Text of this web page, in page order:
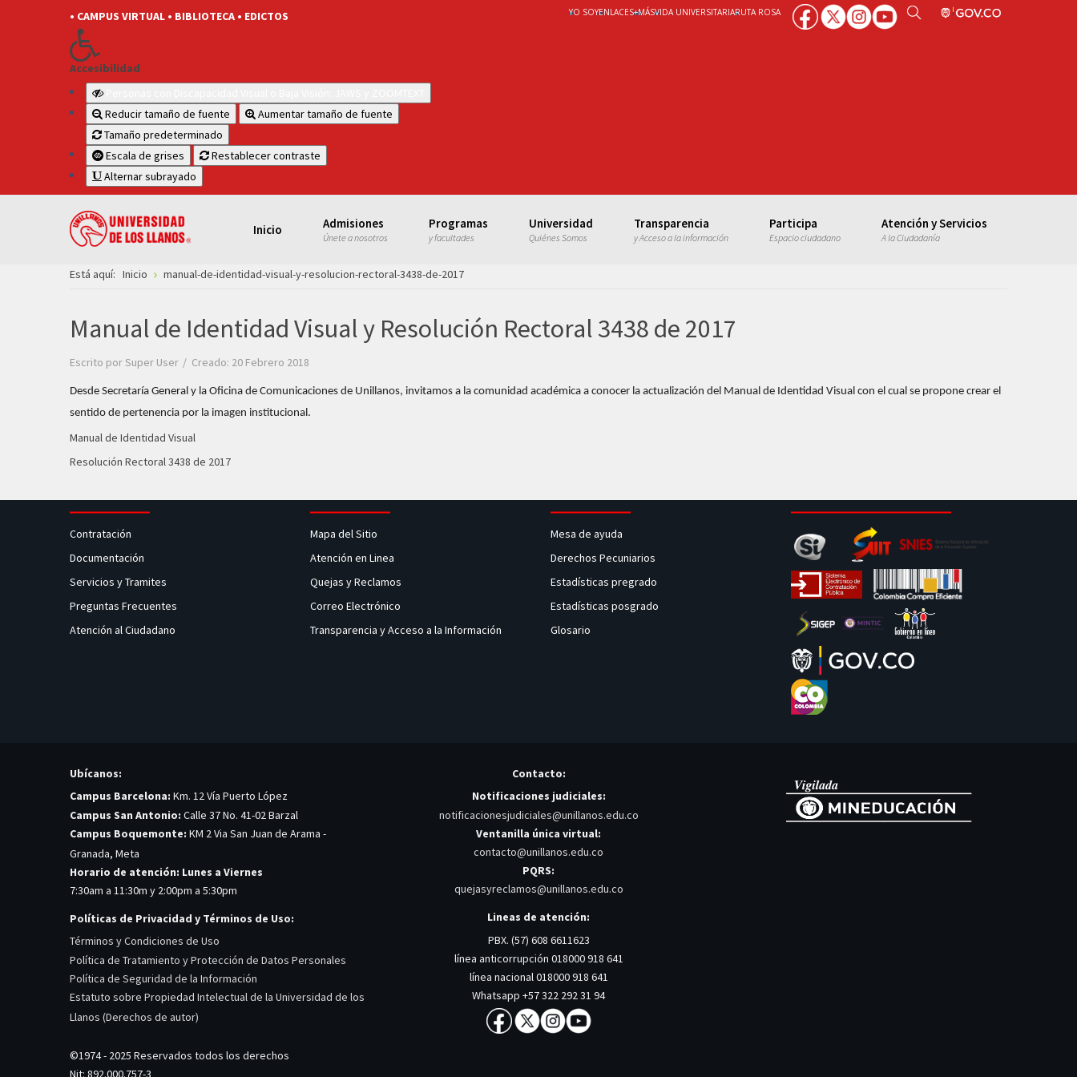
• CAMPUS VIRTUAL • BIBLIOTECA • EDICTOS
Accesibilidad
Reducir tamaño de fuente
Aumentar tamaño de fuente
Tamaño predeterminado
Escala de grises
Restablecer contraste
Alternar subrayado
YO SOYENLACES+MÁSVIDA UNIVERSITARIARUTA ROSA
Inicio Admisiones
Únete a nosotros
Programas
y facultades
Universidad
Quiénes Somos
Transparencia
y Acceso a la información
Participa
Espacio ciudadano
Atención y Servicios
A la Ciudadanía
Está aquí: Inicio manual-de-identidad-visual-y-resolucion-rectoral-3438-de-2017
Manual de Identidad Visual y Resolución Rectoral 3438 de 2017
Escrito porSuper User Creado: 20 Febrero 2018
Desde Secretaría General y la Oficina de Comunicaciones de Unillanos, invitamos a la comunidad académica a conocer la actualización del Manual de Identidad Visual con el cual se propone crear el
sentido de pertenencia por la imagen institucional.
Manual de Identidad Visual
Resolución Rectoral 3438 de 2017
Contratación
Documentación
Servicios y Tramites
Preguntas Frecuentes
Atención al Ciudadano
Mapa del Sitio
Atención en Linea
Quejas y Reclamos
Correo Electrónico
Transparencia y Acceso a la Información
Mesa de ayuda
Derechos Pecuniarios
Estadísticas pregrado
Estadísticas posgrado
Glosario
Ubícanos:
Campus Barcelona: Km. 12 Vía Puerto López
Campus San Antonio: Calle 37 No. 41-02 Barzal
Campus Boquemonte: KM 2 Via San Juan de Arama -
Granada, Meta
Horario de atención: Lunes a Viernes
7:30am a 11:30m y 2:00pm a 5:30pm
Políticas de Privacidad y Términos de Uso:
Términos y Condiciones de Uso
Política de Tratamiento y Protección de Datos Personales
Política de Seguridad de la Información
Estatuto sobre Propiedad Intelectual de la Universidad de los
Llanos (Derechos de autor)
©1974 - 2025 Reservados todos los derechos
Nit: 892.000.757-3
Contacto:
Notificaciones judiciales:
notificacionesjudiciales@unillanos.edu.co
Ventanilla única virtual:
contacto@unillanos.edu.co
PQRS:
quejasyreclamos@unillanos.edu.co
Lineas de atención:
PBX. (57) 608 6611623
línea anticorrupción 018000 918 641
línea nacional 018000 918 641
Whatsapp +57 322 292 31 94